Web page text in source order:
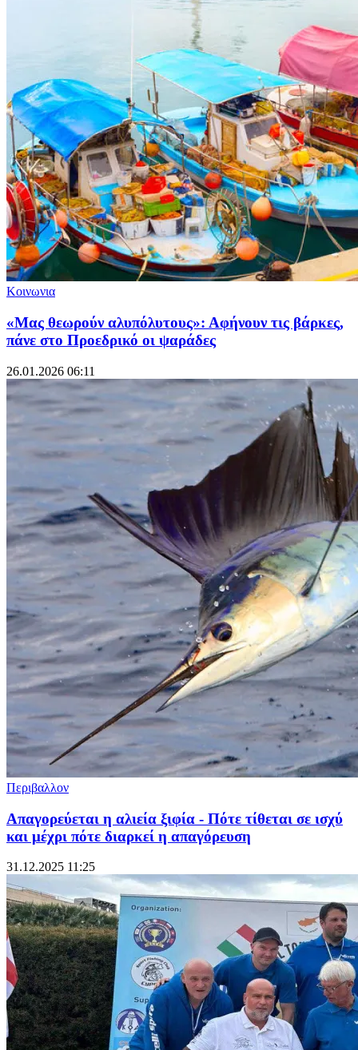
Κοινωνια
«Μας θεωρούν αλυπόλυτους»: Αφήνουν τις βάρκες,
πάνε στο Προεδρικό οι ψαράδες
26.01.2026 06:11
Περιβαλλον
Απαγορεύεται η αλιεία ξιφία - Πότε τίθεται σε ισχύ
και μέχρι πότε διαρκεί η απαγόρευση
31.12.2025 11:25